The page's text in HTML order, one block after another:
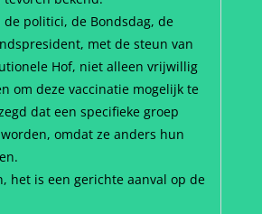
de politici, de Bondsdag, de
met de steun van
Hof, niet alleen vrijwillig
om deze vaccinatie mogelijk te
dat een specifieke groep
omdat ze anders hun
het is een gerichte aanval op de